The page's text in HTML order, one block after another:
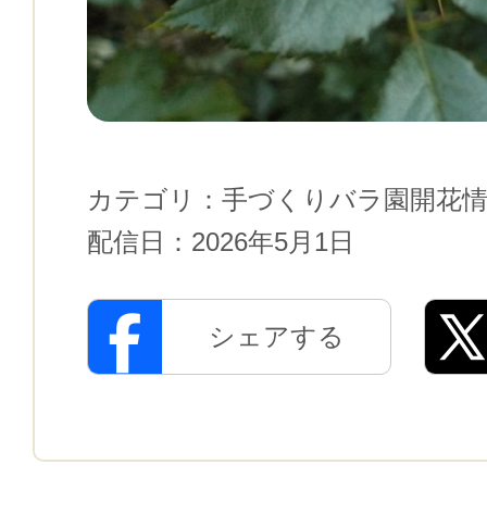
カテゴリ： 手づくりバラ園開花
配信日： 2026年5月1日
シェアする